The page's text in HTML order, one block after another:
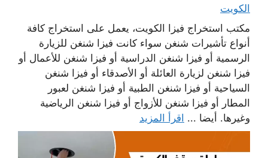
الكويت
مكتب استخراج فيزا الكويت، يعمل على استخراج كافة
أنواع تأشيرات شنغن سواء كانت فيزا شنغن للزيارة
الرسمية أو فيزا شنغن الدراسية أو فيزا شنغن للأعمال أو
فيزا شنغن لزيارة العائلة أو الأصدقاء أو فيزا شنغن
السياحية أو فيزا شنغن الطبية أو فيزا شنغن لعبور
المطار أو فيزا شنغن للأزواج أو فيزا شنغن الرياضية
وغيرها. أيضا ... اقرأ المزيد